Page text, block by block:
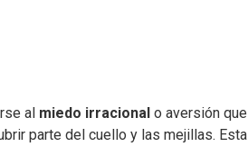
al miedo irracional o aversión que
parte del cuello y las mejillas. Esta